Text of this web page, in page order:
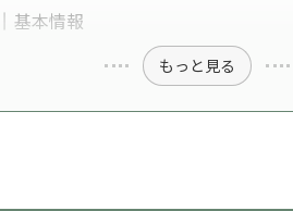
基本情報
もっと見る